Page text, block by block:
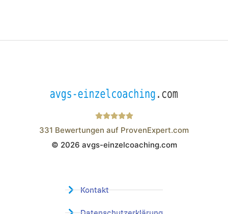
Wistor GmbH
331 Bewertungen auf ProvenExpert.com
© 2026 avgs-einzelcoaching.com
Kontakt